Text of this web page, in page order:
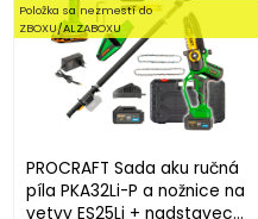
PROCRAFT Sada aku ručná
píla PKA32Li-P a nožnice na
vetvy ES25Li + nadstavec
Položka sa nezmestí do
ZBOXU/ALZABOXU